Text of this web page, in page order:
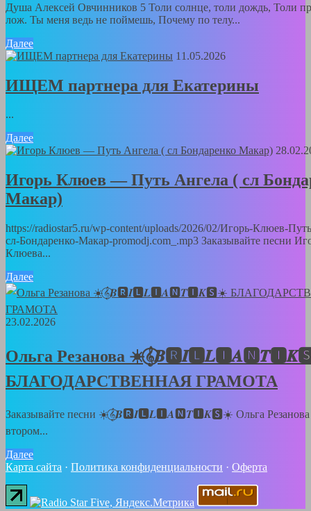
Душа Алексей Овчинников 5 Толи солнце, толи дождь, Толи
лож. Ты меня ведь не поймешь, Почему по телу...
Далее
11.05.2026
ИЩЕМ партнера для Екатерины
...
Далее
Игорь Клюев — Путь Ангела ( сл
Макар)
https://radiostar5.ru/wp-content/uploads/2026/02/Игорь-Клюев-
сл-Бондаренко-Макар-promodj.com_.mp3 Заказывайте песни
Клюева...
Далее
23.02.2026
Ольга Резанова
БЛАГОДАРСТВЕННАЯ ГРАМОТА
Заказывайте песни ☀️𝄞⃝𝑩🆁𝑰🅻𝑳🅸𝑨🅽𝑻🅸𝑲🆂☀️ Ольга Резанова
втором...
Далее
Карта сайта · Политика конфиденциальности · Оферта